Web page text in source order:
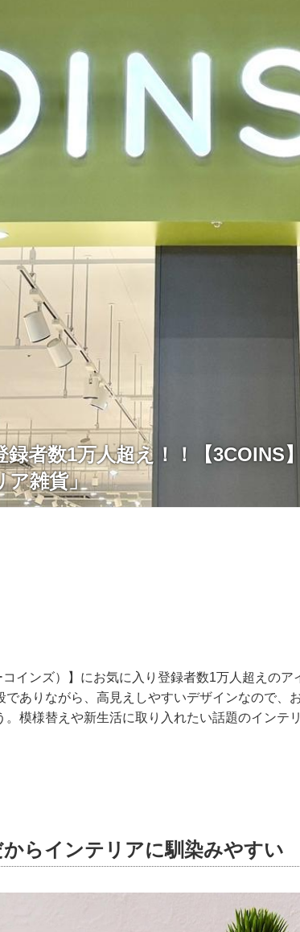
録者数1万人超え！！【3COINS
雑貨」
インズ）】にお気に入り登録者数1万人超えのア
でありながら、高見えしやすいデザインなので、
。模様替えや新生活に取り入れたい話題のインテ
らインテリアに馴染みやすい